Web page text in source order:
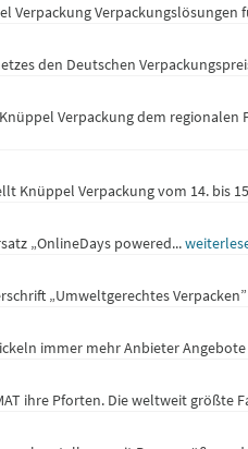
Verpackungslösungen
den Deutschen
Verpackung dem
Knüppel Verpackung vom 14. bis
„OnlineDays powered...
„Umweltgerechtes
immer mehr Anbieter
ihre Pforten. Die weltweit größte